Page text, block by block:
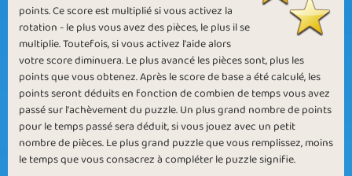
Rotating Pictures Large Pieces
points. Ce score est multiplié si vous activez la
rotation - le plus vous avez des pièces, le plus il se
multiplie. Toutefois, si vous activez l'aide alors
votre score diminuera. Le plus avancé les pièces sont, plus les
points que vous obtenez. Après le score de base a été calculé, les
points seront déduits en fonction de combien de temps vous avez
passé sur l'achèvement du puzzle. Un plus grand nombre de points
pour le temps passé sera déduit, si vous jouez avec un petit
nombre de pièces. Le plus grand puzzle que vous remplissez, moins
le temps que vous consacrez à compléter le puzzle signifie.